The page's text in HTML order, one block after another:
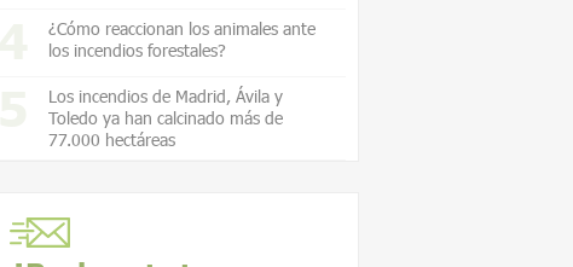
¿Cómo reaccionan los animales ante
los incendios forestales?
Los incendios de Madrid, Ávila y
Toledo ya han calcinado más de
77.000 hectáreas